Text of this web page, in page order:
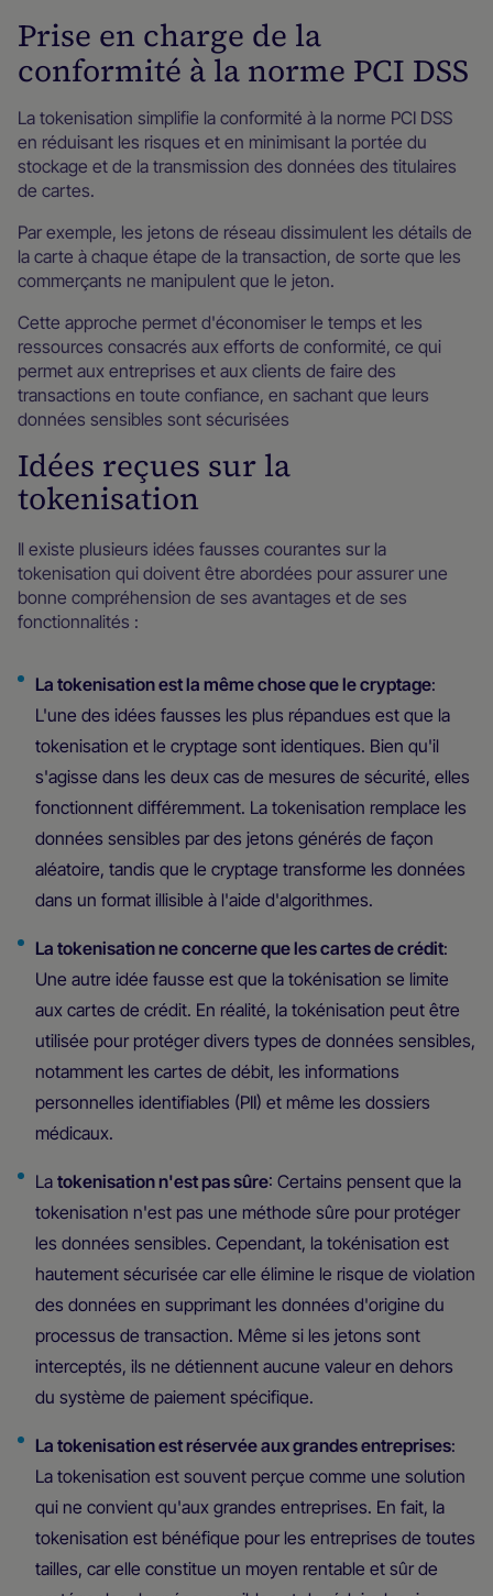
Prise en charge de la
conformité à la norme PCI DSS
La tokenisation simplifie la conformité à la norme PCI DSS
en réduisant les risques et en minimisant la portée du
stockage et de la transmission des données des titulaires
de cartes.
Par exemple, les jetons de réseau dissimulent les détails de
la carte à chaque étape de la transaction, de sorte que les
commerçants ne manipulent que le jeton.
Cette approche permet d'économiser le temps et les
ressources consacrés aux efforts de conformité, ce qui
permet aux entreprises et aux clients de faire des
transactions en toute confiance, en sachant que leurs
données sensibles sont sécurisées
Idées reçues sur la
tokenisation
Il existe plusieurs idées fausses courantes sur la
tokenisation qui doivent être abordées pour assurer une
bonne compréhension de ses avantages et de ses
fonctionnalités :
La tokenisation est la même chose que le cryptage:
L'une des idées fausses les plus répandues est que la
tokenisation et le cryptage sont identiques. Bien qu'il
s'agisse dans les deux cas de mesures de sécurité, elles
fonctionnent différemment. La tokenisation remplace les
données sensibles par des jetons générés de façon
aléatoire, tandis que le cryptage transforme les données
dans un format illisible à l'aide d'algorithmes.
La tokenisation ne concerne que les cartes de crédit:
Une autre idée fausse est que la tokénisation se limite
aux cartes de crédit. En réalité, la tokénisation peut être
utilisée pour protéger divers types de données sensibles,
notamment les cartes de débit, les informations
personnelles identifiables (PII) et même les dossiers
médicaux.
La tokenisation n'est pas sûre: Certains pensent que la
tokenisation n'est pas une méthode sûre pour protéger
les données sensibles. Cependant, la tokénisation est
hautement sécurisée car elle élimine le risque de violation
des données en supprimant les données d'origine du
processus de transaction. Même si les jetons sont
interceptés, ils ne détiennent aucune valeur en dehors
du système de paiement spécifique.
La tokenisation est réservée aux grandes entreprises:
La tokenisation est souvent perçue comme une solution
qui ne convient qu'aux grandes entreprises. En fait, la
tokenisation est bénéfique pour les entreprises de toutes
tailles, car elle constitue un moyen rentable et sûr de